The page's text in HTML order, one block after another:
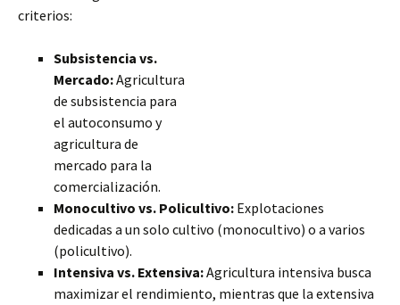
criterios:
Subsistencia vs.
Mercado:Agricultura
de subsistencia para
el autoconsumo y
agricultura de
mercado para la
comercialización.
Monocultivo vs. Policultivo: Explotaciones
dedicadas a un solo cultivo (monocultivo) o a varios
(policultivo).
Intensiva vs. Extensiva:Agricultura intensiva busca
maximizar el rendimiento, mientras que la extensiva